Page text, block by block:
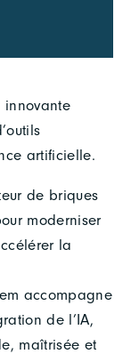
innovante
artificielle.
de briques
moderniser
la
accompagne
de l’IA,
maîtrisée et